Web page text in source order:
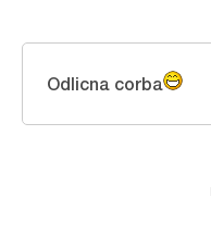
Odlicna corba